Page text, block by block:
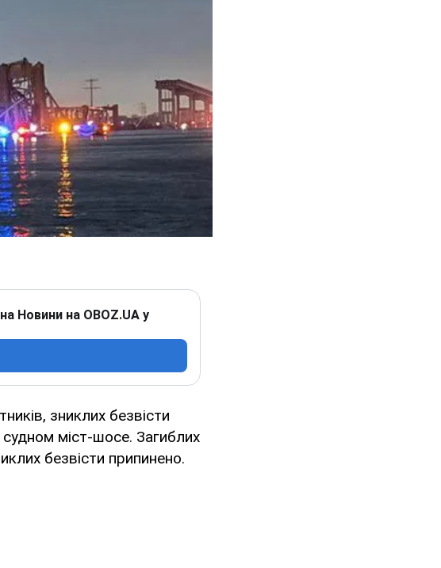
Новини на OBOZ.UA у
зниклих безвісти
міст-шосе. Загиблих
безвісти припинено.